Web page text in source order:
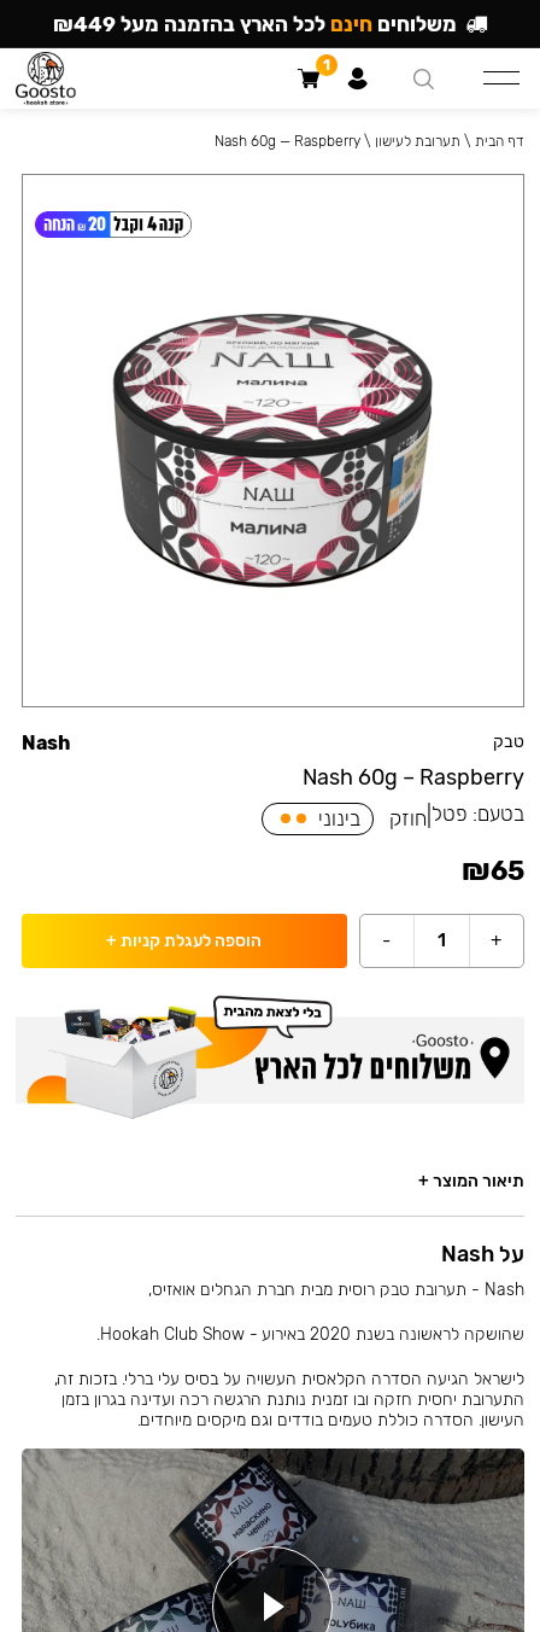
טבק
Nash 60g – Raspberry
Nash
בטעם: פטל חוזק בינוני
₪65
+
1
- הוספה לעגלת קניות +
דף הבית \ תערובת לעישון \
Nash 60g — Raspberry
תיאור המוצר +
על Nash
Nash - תערובת טבק רוסית מבית חברת הגחלים אואזיס,
שהושקה לראשונה בשנת 2020 באירוע - Hookah Club Show.
לישראל הגיעה הסדרה הקלאסית העשויה על בסיס עלי ברלי. בזכות זה,
התערובת יחסית חזקה ובו זמנית נותנת הרגשה רכה ועדינה בגרון בזמן
העישון. הסדרה כוללת טעמים בודדים וגם מיקסים מיוחדים.
משלוחים חינם לכל הארץ בהזמנה מעל ₪449
1